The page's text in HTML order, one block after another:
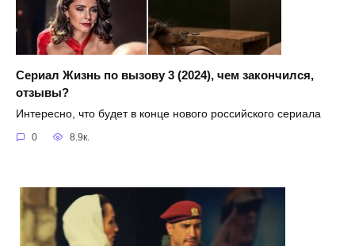
Сериал Жизнь по вызову 3 (2024), чем закончился,
отзывы?
Интересно, что будет в конце нового российского сериала
0 8.9к.